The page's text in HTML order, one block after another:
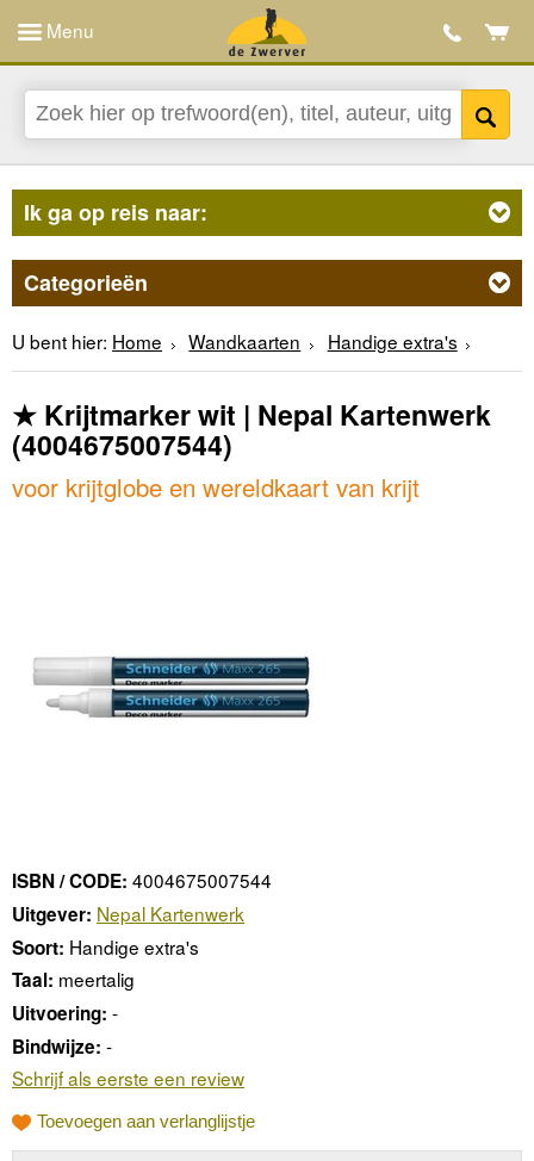
Menu
Ik ga op reis naar:
Categorieën
U bent hier: Home Wandkaarten Handige extra's
★ Krijtmarker wit | Nepal Kartenwerk
(4004675007544)
voor krijtglobe en wereldkaart van krijt
ISBN / CODE: 4004675007544
Uitgever: Nepal Kartenwerk
Soort: Handige extra's
Taal: meertalig
Uitvoering: -
Bindwijze: -
Schrijf als eerste een review
Toevoegen aan verlanglijstje